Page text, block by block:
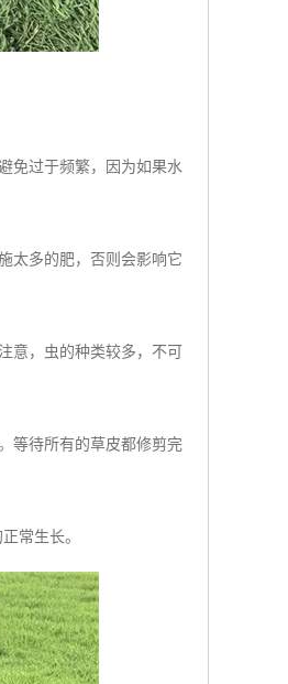
免过于频繁，因为如果水
太多的肥，否则会影响它
意，虫的种类较多，不可
等待所有的草皮都修剪完
常生长。